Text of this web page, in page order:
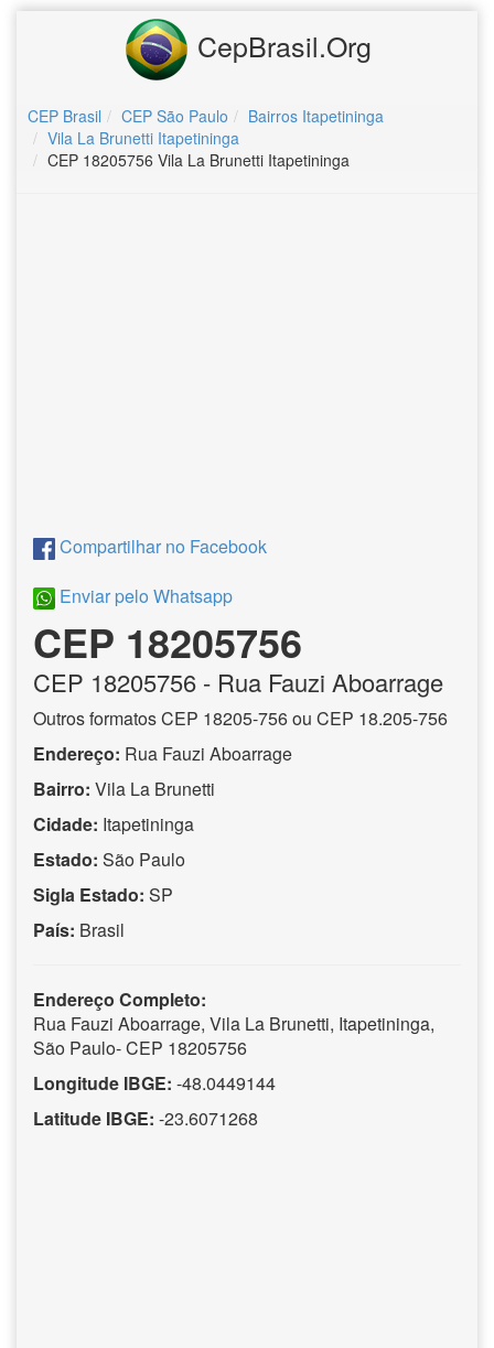
CepBrasil.Org
CEP Brasil CEP São Paulo
Bairros Itapetininga
Vila La Brunetti Itapetininga
CEP 18205756 Vila La Brunetti Itapetininga
Compartilhar no Facebook
Enviar pelo Whatsapp
CEP 18205756
CEP 18205756 - Rua Fauzi Aboarrage
Outros formatos CEP 18205-756 ou CEP 18.205-756
Endereço: Rua Fauzi Aboarrage
Bairro: Vila La Brunetti
Cidade: Itapetininga
Estado: São Paulo
Sigla Estado: SP
País: Brasil
Endereço Completo:
Rua Fauzi Aboarrage, Vila La Brunetti, Itapetininga,
São Paulo- CEP 18205756
Longitude IBGE: -48.0449144
Latitude IBGE: -23.6071268